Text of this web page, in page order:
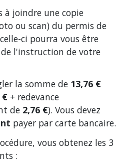
à joindre une copie
ou scan) du permis de
ci pourra vous être
l'instruction de votre
la somme de 13,76 €
€ + redevance
de 2,76 €). Vous devez
payer par carte bancaire.
vous obtenez les 3
: